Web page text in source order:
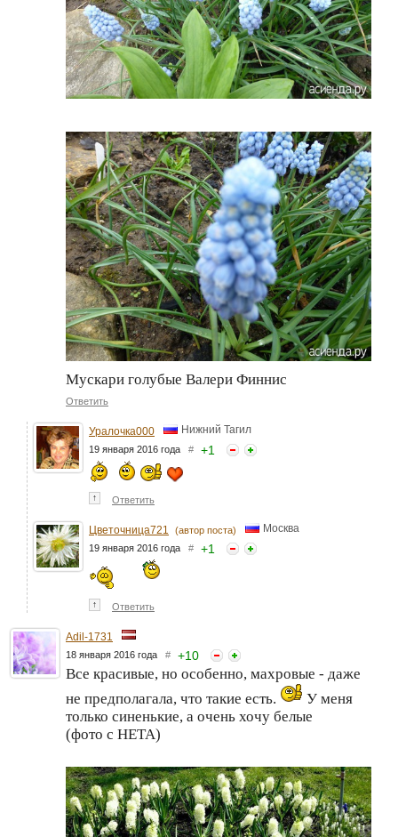
Мускари голубые Валери Финнис
Ответить
Уралочка000 Нижний Тагил
19 января 2016 года # +1
↑ Ответить
Цветочница721 (автор поста) Москва
19 января 2016 года # +1
↑ Ответить
Adil-1731
18 января 2016 года # +10
Все красивые, но особенно, махровые - даже
не предполагала, что такие есть.
У меня
только синенькие, а очень хочу белые
(фото с НЕТА)